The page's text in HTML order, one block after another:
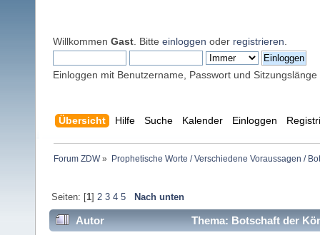
Willkommen Gast . Bitte einloggen oder registrieren
Einloggen mit Benutzername, Passwort und Sitzungslänge
Übersicht Hilfe Suche Kalender Einloggen
Forum ZDW» Prophetische Worte / Verschiedene Voraussagen /
Seiten: [1] 2 3 4 5 Nach unten
Autor Thema: Botschaft der